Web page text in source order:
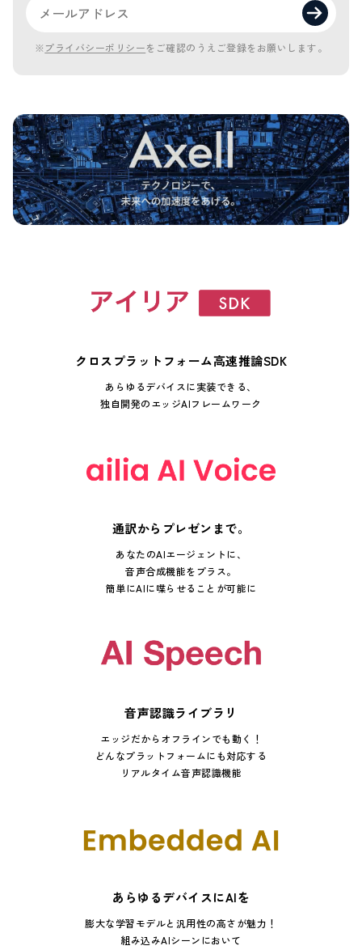
※ プライバシーポリシーをご確認のうえご登録をお願いします。
クロスプラットフォーム高速推論SDK
あらゆるデバイスに実装できる、
独自開発のエッジAIフレームワーク
通訳からプレゼンまで。
あなたのAIエージェントに、
音声合成機能をプラス。
簡単にAIに喋らせることが可能に
音声認識ライブラリ
エッジだからオフラインでも動く！
どんなプラットフォームにも対応する
リアルタイム音声認識機能
あらゆるデバイスにAIを
膨大な学習モデルと汎用性の高さが魅力！
組み込みAIシーンにおいて